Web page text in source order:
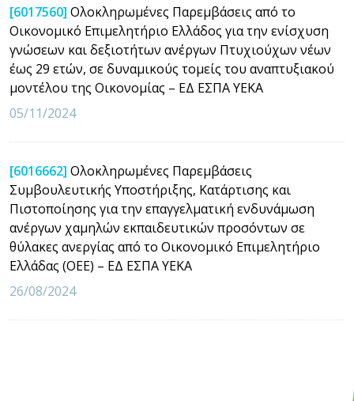
[6017560] Ολοκληρωμένες Παρεμβάσεις από το
Οικονομικό Επιμελητήριο Ελλάδος για την ενίσχυση
γνώσεων και δεξιοτήτων ανέργων Πτυχιούχων νέων
έως 29 ετών, σε δυναμικούς τομείς του αναπτυξιακού
μοντέλου της Οικονομίας – ΕΔ ΕΣΠΑ ΥΕΚΑ
05/11/2024
[6016662] Ολοκληρωμένες Παρεμβάσεις
Συμβουλευτικής Υποστήριξης, Κατάρτισης και
Πιστοποίησης για την επαγγελματική ενδυνάμωση
ανέργων χαμηλών εκπαιδευτικών προσόντων σε
θύλακες ανεργίας από το Οικονομικό Επιμελητήριο
Ελλάδας (ΟΕΕ) – ΕΔ ΕΣΠΑ ΥΕΚΑ
26/08/2024